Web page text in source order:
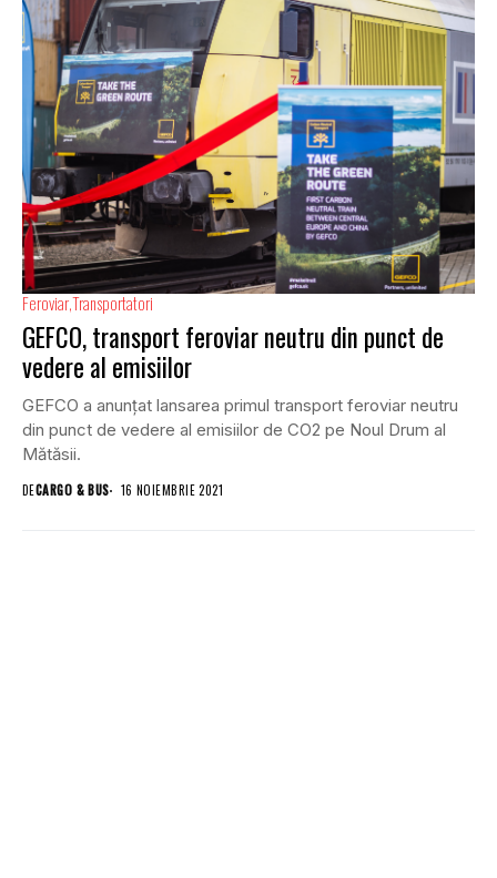
FeroviarTransportatori
GEFCO, transport feroviar neutru din punct de
vedere al emisiilor
GEFCO a anunțat lansarea primul transport feroviar neutru
din punct de vedere al emisiilor de CO2 pe Noul Drum al
Mătăsii.
DECARGO & BUS 16 NOIEMBRIE 2021